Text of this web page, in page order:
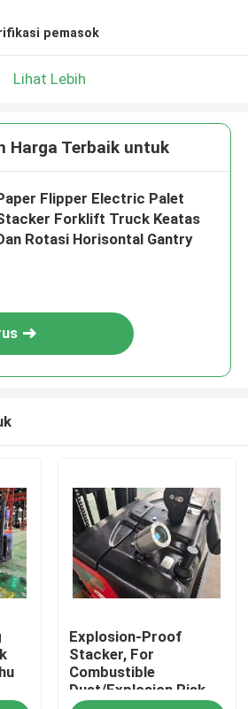
pemasok
Lihat Lebih
Harga Terbaik untuk
Flipper Electric Palet
Forklift Truck Keatas
Rotasi Horisontal Gantry
Explosion-Proof
Stacker, For
Combustible
Dust/Explosion Risk